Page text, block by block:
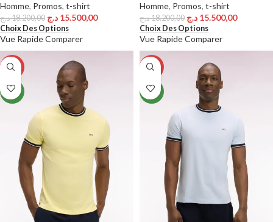
Homme, Promos, t-shirt
18.200,00د.ج 15.500,00 د.ج
Choix Des Options
Vue RapideComparer
Homme, Promos, t-shirt
18.200,00د.ج 15.500,00 د.ج
Choix Des Options
Vue RapideComparer
-15%
NEW
-15%
NEW